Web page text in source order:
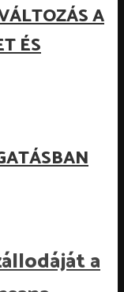
A
ÉS
a